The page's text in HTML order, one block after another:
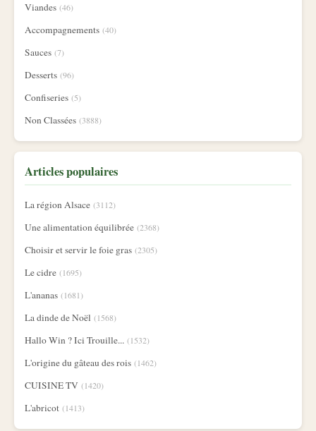
Viandes (46)
Accompagnements (40)
Sauces (7)
Desserts (96)
Confiseries (5)
Non Classées (3888)
Articles populaires
La région Alsace (3112)
Une alimentation équilibrée (2368)
Choisir et servir le foie gras (2305)
Le cidre (1695)
L'ananas (1681)
La dinde de Noël (1568)
Hallo Win ? Ici Trouille... (1532)
L'origine du gâteau des rois (1462)
CUISINE TV (1420)
L'abricot (1413)